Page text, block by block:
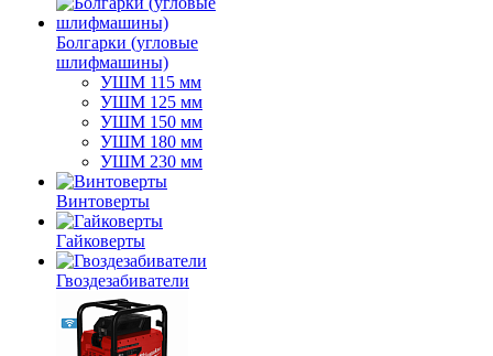
Болгарки (угловые
шлифмашины)
УШМ 115 мм
УШМ 125 мм
УШМ 150 мм
УШМ 180 мм
УШМ 230 мм
Винтоверты
Гайковерты
Гвоздезабиватели